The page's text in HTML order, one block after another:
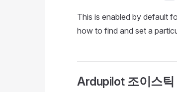
This is enabled by default
how to find and set a
Ardupilot 조이스틱